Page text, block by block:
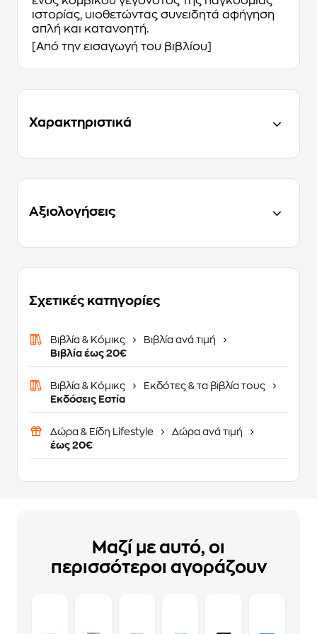
ιστορίας, υιοθετώντας συνειδητά αφήγηση
απλή και κατανοητή.
[Από την εισαγωγή του βιβλίου]
Χαρακτηριστικά
Αξιολογήσεις
Σχετικές κατηγορίες
Βιβλία & Κόμικς
Βιβλία ανά τιμή
Βιβλία έως 20€
Βιβλία & Κόμικς
Εκδότες & τα βιβλία τους
Εκδόσεις Εστία
Δώρα & Είδη Lifestyle
Δώρα ανά τιμή
έως 20€
Μαζί με αυτό, οι
περισσότεροι αγοράζουν